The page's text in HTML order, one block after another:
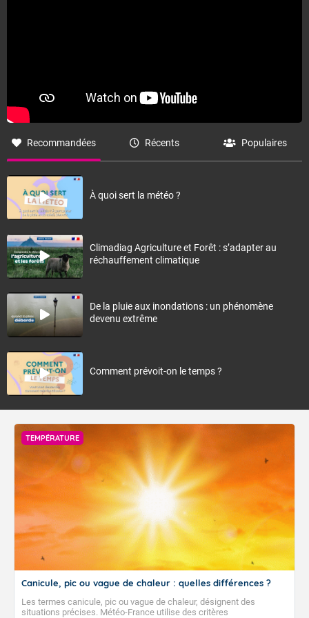
Recommandées Récents Populaires
À quoi sert la météo ?
Climadiag Agriculture et Forêt : s’adapter au
réchauffement climatique
De la pluie aux inondations : un phénomène
devenu extrême
Comment prévoit-on le temps ?
TEMPÉRATURE
Canicule, pic ou vague de chaleur : quelles différences ?
Les termes canicule, pic ou vague de chaleur, désignent des
situations précises. Météo-France utilise des critères